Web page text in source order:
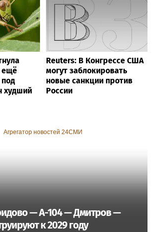
ещё
худший
Reuters: В Конгрессе США
могут заблокировать
новые санкции против
России
Агрегатор новостей 24СМИ
— А-104 — Дмитров —
к 2029 году